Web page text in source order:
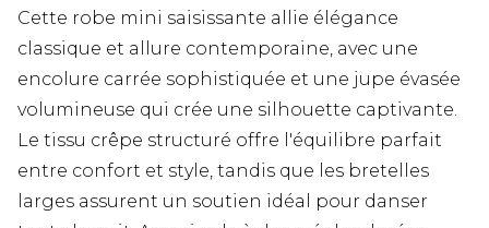
Cette robe mini saisissante allie élégance
classique et allure contemporaine, avec une
encolure carrée sophistiquée et une jupe évasée
volumineuse qui crée une silhouette captivante.
Le tissu crêpe structuré offre l'équilibre parfait
entre confort et style, tandis que les bretelles
larges assurent un soutien idéal pour danser